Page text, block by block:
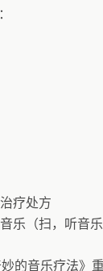
疗处方
乐（扫，听音乐
的音乐疗法》